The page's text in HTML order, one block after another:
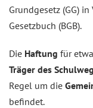
Grundgesetz (GG)
Gesetzbuch (BGB).
Die Haftung für
Träger des
Regel um die
befindet.